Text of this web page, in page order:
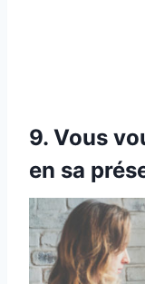
9. Vous
en sa